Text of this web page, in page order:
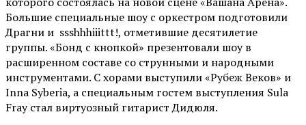
Большие специальные шоу с оркестром подготовили
Драгни и ssshhhiiittt!, отметившие десятилетие
группы. «Бонд с кнопкой» презентовали шоу в
расширенном составе со струнными и народными
инструментами. С хорами выступили «Рубеж Веков» и
Inna Syberia, а специальным гостем выступления Sula
Fray стал виртуозный гитарист Дидюля.